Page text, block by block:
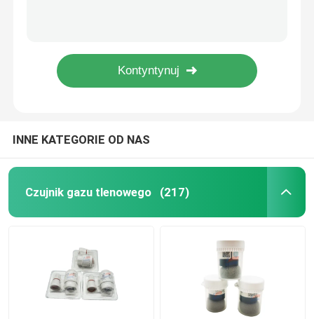
Czujnik gazu
Elektroniczny analizator gazów
Medyczny czujnik przepływu powietrza
Czujnik temperatury wilgotności
Elektroniczny czujnik ciśnienia
INNE KATEGORIE OD NAS
Czujnik gazu tlenowego (217)